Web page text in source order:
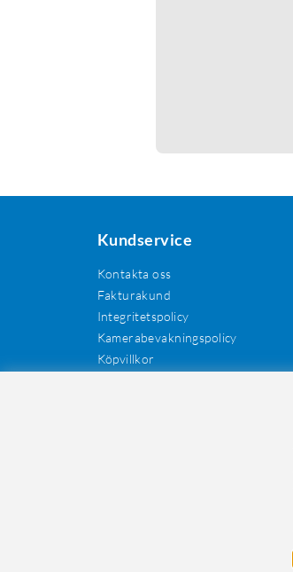
Kundservice
Kontakta oss
Fakturakund
Integritetspolicy
Kamerabevakningspolicy
Köpvillkor